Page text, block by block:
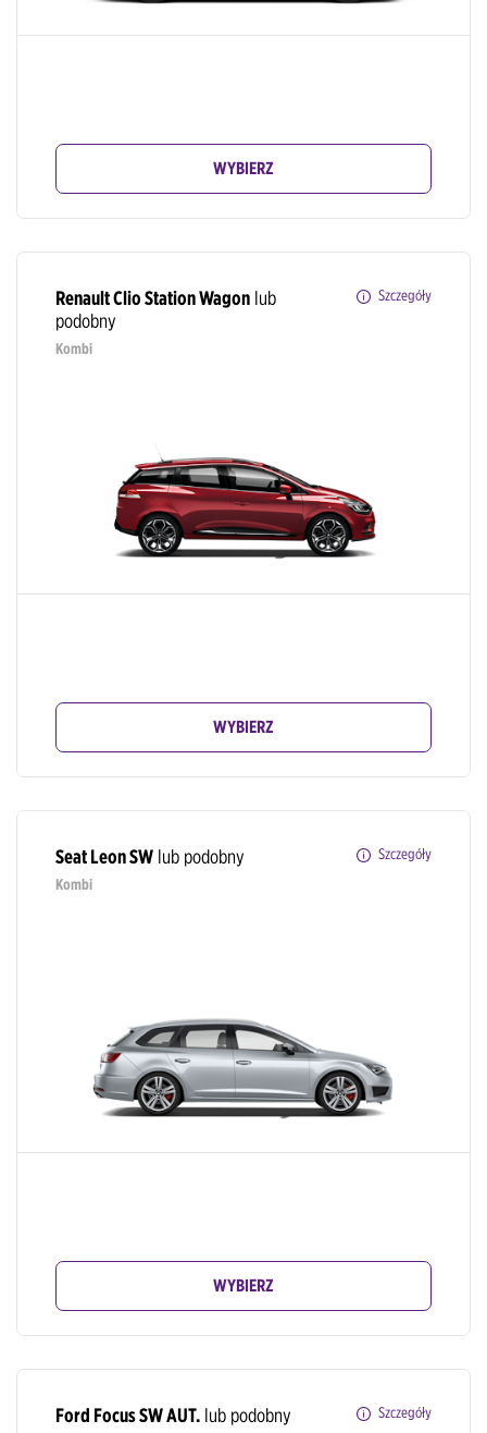
WYBIERZ
Renault Clio Station Wagon lub
podobny
Szczegóły
Kombi
WYBIERZ
Seat Leon SW lub podobny
Szczegóły
Kombi
WYBIERZ
Ford Focus SW AUT. lub podobny
Szczegóły